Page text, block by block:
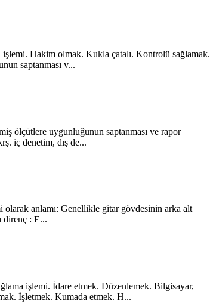
işlemi. Hakim olmak. Kukla çatalı. Kontrolü sağlamak.
saptanması v...
ölçütlere uygunluğunun saptanması ve rapor
iç denetim, dış de...
anlamı: Genellikle gitar gövdesinin arka alt
direnç : E...
işlemi. İdare etmek. Düzenlemek. Bilgisayar,
İşletmek. Kumada etmek. H...